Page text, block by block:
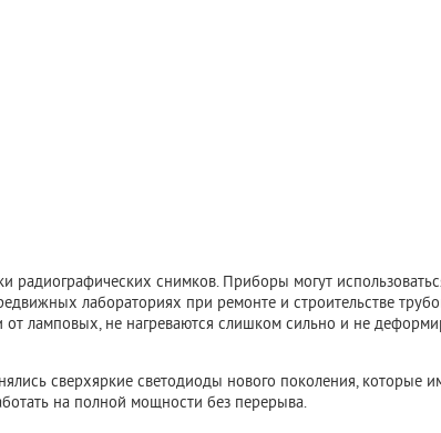
снимков. Приборы могут
лабораториях при ремонте и строительстве
ламповых, не нагреваются слишком сильно и не
сверхяркие светодиоды нового поколения, которые
на полной мощности без перерыва.